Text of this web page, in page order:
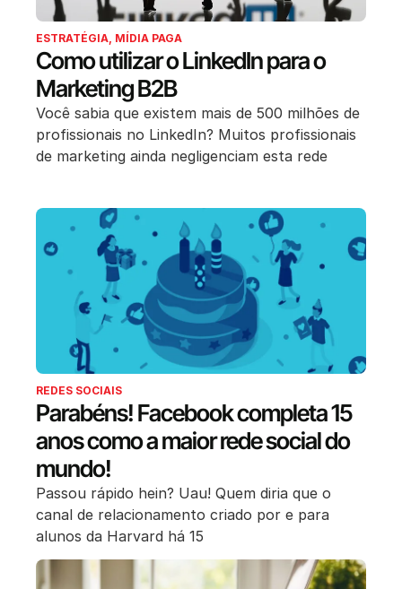
ESTRATÉGIA, MÍDIA PAGA
Como utilizar o LinkedIn para o
Marketing B2B
Você sabia que existem mais de 500 milhões de
profissionais no LinkedIn? Muitos profissionais
de marketing ainda negligenciam esta rede
REDES SOCIAIS
Parabéns! Facebook completa 15
anos como a maior rede social do
mundo!
Passou rápido hein? Uau! Quem diria que o
canal de relacionamento criado por e para
alunos da Harvard há 15